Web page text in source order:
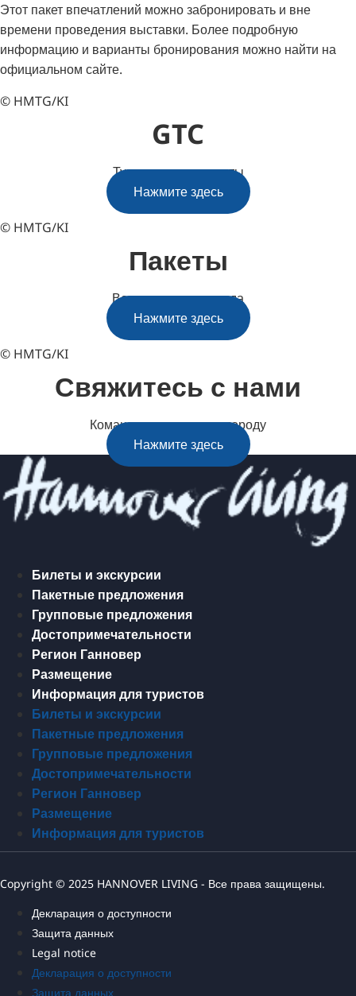
Этот пакет впечатлений можно забронировать и вне
времени проведения выставки. Более подробную
информацию и варианты бронирования можно найти на
официальном сайте.
© HMTG/KI
GTC
Туристические пакеты
Нажмите здесь
© HMTG/KI
Пакеты
Все с первого взгляда
Нажмите здесь
© HMTG/KI
Свяжитесь с нами
Командная поездка по городу
Нажмите здесь
Билеты и экскурсии
Пакетные предложения
Групповые предложения
Достопримечательности
Регион Ганновер
Размещение
Информация для туристов
Билеты и экскурсии
Пакетные предложения
Групповые предложения
Достопримечательности
Регион Ганновер
Размещение
Информация для туристов
Copyright © 2025 HANNOVER LIVING - Все права защищены.
Декларация о доступности
Защита данных
Legal notice
Декларация о доступности
Защита данных